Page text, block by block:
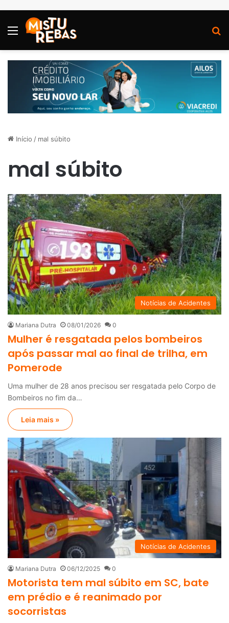
Menu
Início / mal súbito
mal súbito
Notícias de Acidentes
Mariana Dutra 08/01/2026 0
Mulher é resgatada pelos bombeiros
após passar mal ao final de trilha, em
Pomerode
Uma mulher de 28 anos precisou ser resgatada pelo Corpo de
Bombeiros no fim da…
Leia mais »
Notícias de Acidentes
Mariana Dutra 06/12/2025 0
Motorista tem mal súbito em SC, bate
em prédio e é reanimado por
socorristas